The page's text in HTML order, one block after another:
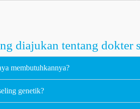
diajukan tentang
membutuhkannya?
genetik?